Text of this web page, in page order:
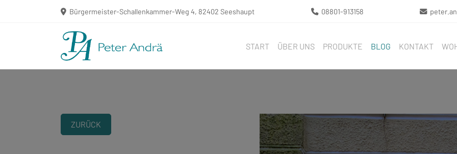
Bürgermeister-Schallenkammer-Weg 4, 82402 Seeshaupt 08801-913158
START ÜBER UNS PRODUKTE BLOG KONTAKT
ZURÜCK